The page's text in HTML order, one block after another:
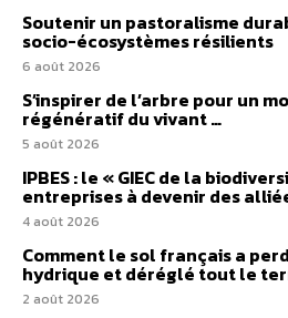
Soutenir un pastoralisme
socio-écosystèmes résilients
6 août 2026
S’inspirer de l’arbre pour un
régénératif du vivant …
5 août 2026
IPBES : le « GIEC de la
entreprises à devenir des
4 août 2026
Comment le sol français a
hydrique et déréglé tout le
2 août 2026